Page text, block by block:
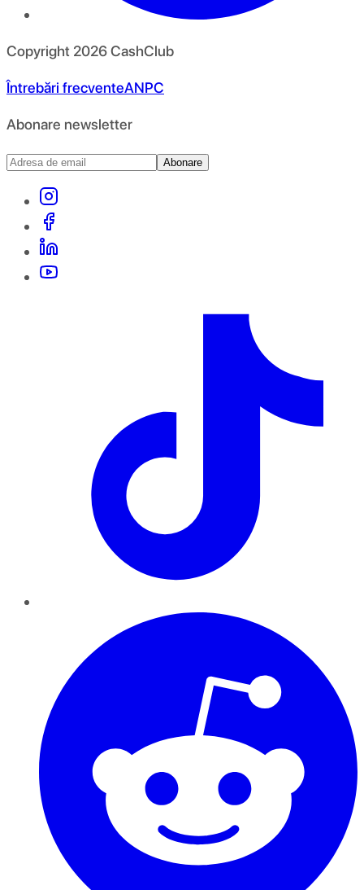
Copyright 2026CashClub
Întrebări frecventeANPC
Abonare newsletter
Abonare